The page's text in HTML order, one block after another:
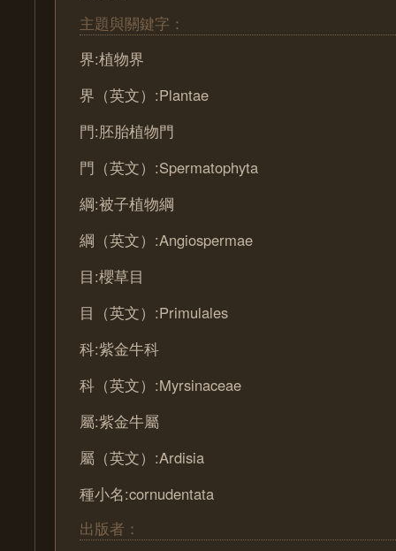
主題與關鍵字：
界:植物界
界（英文）:Plantae
門:胚胎植物門
門（英文）:Spermatophyta
綱:被子植物綱
綱（英文）:Angiospermae
目:櫻草目
目（英文）:Primulales
科:紫金牛科
科（英文）:Myrsinaceae
屬:紫金牛屬
屬（英文）:Ardisia
種小名:cornudentata
出版者：